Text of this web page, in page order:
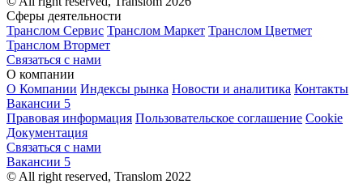
Сферы деятельности
Транслом Сервис Транслом Маркет Транслом Цветмет
Транслом Втормет
Связаться с нами
О компании
О Компании Индексы рынка Новости и аналитика Контакты
Вакансии 5
Правовая информация Пользовательское соглашение Cookie
Документация
Связаться с нами
Вакансии 5
© All right reserved, Translom 2022